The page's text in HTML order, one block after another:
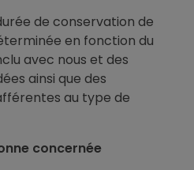
de conservation de
en fonction du
avec nous et des
ainsi que des
au type de
concernée